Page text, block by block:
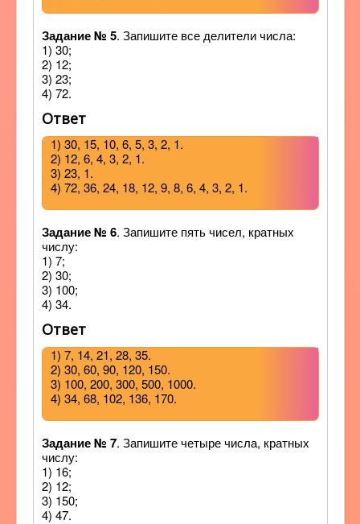
Задание № 5. Запишите все делители числа:
1) 30;
2) 12;
3) 23;
4) 72.
Ответ
1) 30, 15, 10, 6, 5, 3, 2, 1.
2) 12, 6, 4, 3, 2, 1.
3) 23, 1.
4) 72, 36, 24, 18, 12, 9, 8, 6, 4, 3, 2, 1.
Задание № 6. Запишите пять чисел, кратных
числу:
1) 7;
2) 30;
3) 100;
4) 34.
Ответ
1) 7, 14, 21, 28, 35.
2) 30, 60, 90, 120, 150.
3) 100, 200, 300, 500, 1000.
4) 34, 68, 102, 136, 170.
Задание № 7. Запишите четыре числа, кратных
числу:
1) 16;
2) 12;
3) 150;
4) 47.